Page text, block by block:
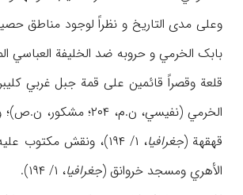
قلعة وقصراً قائمین علی قمة جبل غربي کلیبر (علی ارتفاع ۲,۶۰۰متر) والمعروفة
قهقهة (جغرافیا، ۱/ ۱۹۴)، ونقش مکتوب علیه بالخط المسماري یرجع إلی عصر أورارتو موجود في قریة سقن دل (نفیسي،
الأهري ومسجد خروانق (جغرافیا، ۱/ ۱۹۴).